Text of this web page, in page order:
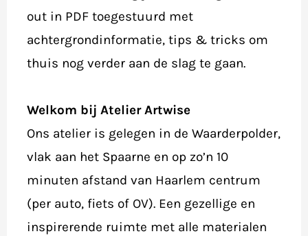
out in PDF toegestuurd met
achtergrondinformatie, tips & tricks om
thuis nog verder aan de slag te gaan.
Welkom bij Atelier Artwise
Ons atelier is gelegen in de Waarderpolder,
vlak aan het Spaarne en op zo’n 10
minuten afstand van Haarlem centrum
(per auto, fiets of OV). Een gezellige en
inspirerende ruimte met alle materialen